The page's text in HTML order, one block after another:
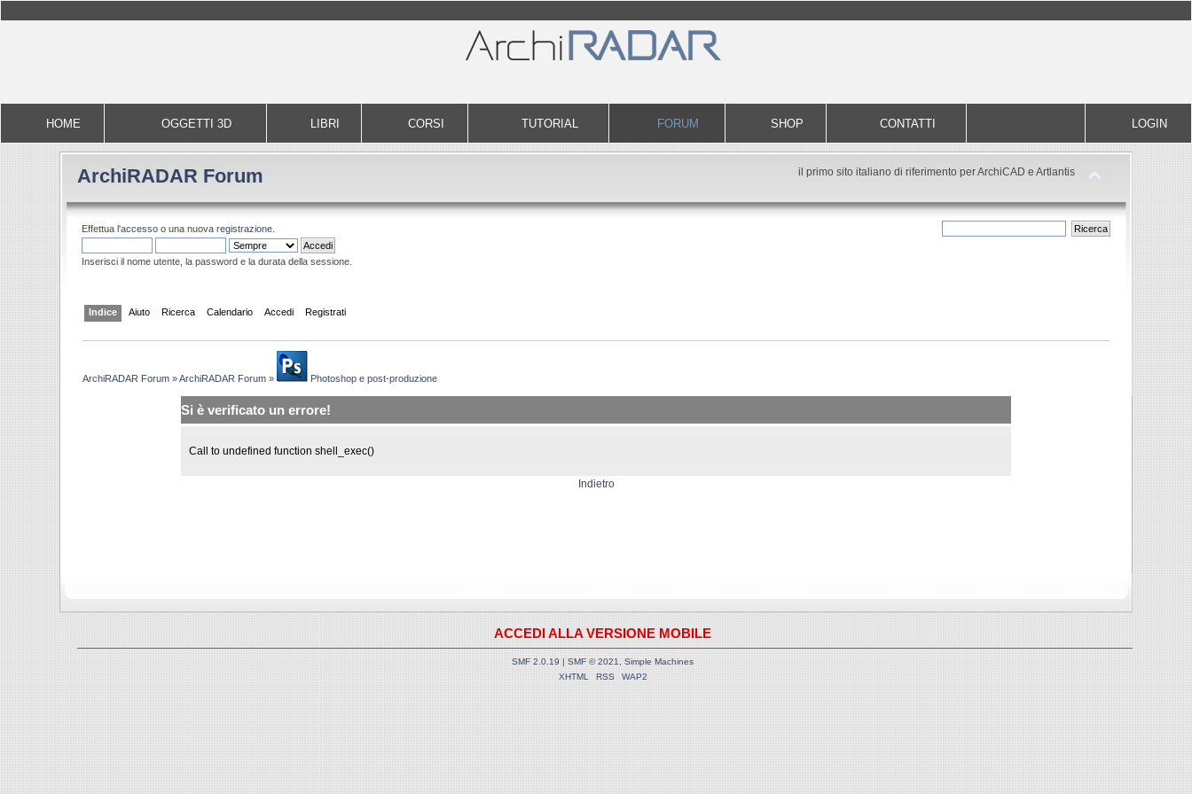
HOME OGGETTI 3D LIBRI CORSI TUTORIAL FORUM SHOP CONTATTI LOGIN
ArchiRADAR Forum il primo sito italiano di riferimento per ArchiCAD e Artlantis
Effettua l'accesso o una nuovaregistrazione.
Inserisci il nome utente, la password e la durata della sessione.
Indice Aiuto Ricerca Calendario Accedi Registrati
ArchiRADAR Forum »ArchiRADAR Forum » Photoshop e post-produzione
Si è verificato un errore!
Call to undefined function shell_exec()
Indietro
ACCEDI ALLA VERSIONE MOBILE
SMF 2.0.19 | SMF © 2021
Simple Machines
XHTML
RSS WAP2